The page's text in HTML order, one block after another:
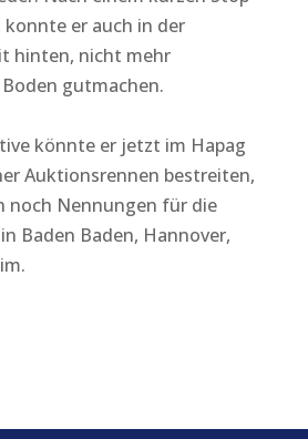
konnte er auch in der
hinten, nicht mehr
gutmachen.
könnte er jetzt im Hapag
Auktionsrennen bestreiten,
noch Nennungen für die
Baden Baden, Hannover,